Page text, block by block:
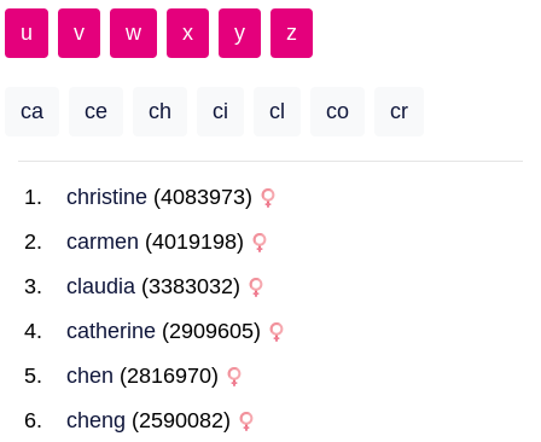
u v w x y z
ca ce ch ci cl co cr
christine (4083973)
carmen (4019198)
claudia (3383032)
catherine (2909605)
chen (2816970)
cheng (2590082)